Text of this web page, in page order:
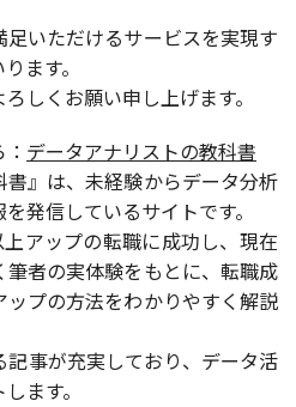
いただけるサービスを実現す
ます。
しくお願い申し上げます。
データアナリストの教科書
書』は、未経験からデータ分析
発信しているサイトです。
アップの転職に成功し、現在
者の実体験をもとに、転職成
プの方法をわかりやすく解説
事が充実しており、データ活
ます。